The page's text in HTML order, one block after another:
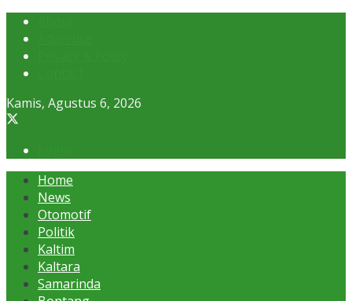
Kamis, Agustus 6, 2026
Home
News
Otomotif
Politik
Kaltim
Kaltara
Samarinda